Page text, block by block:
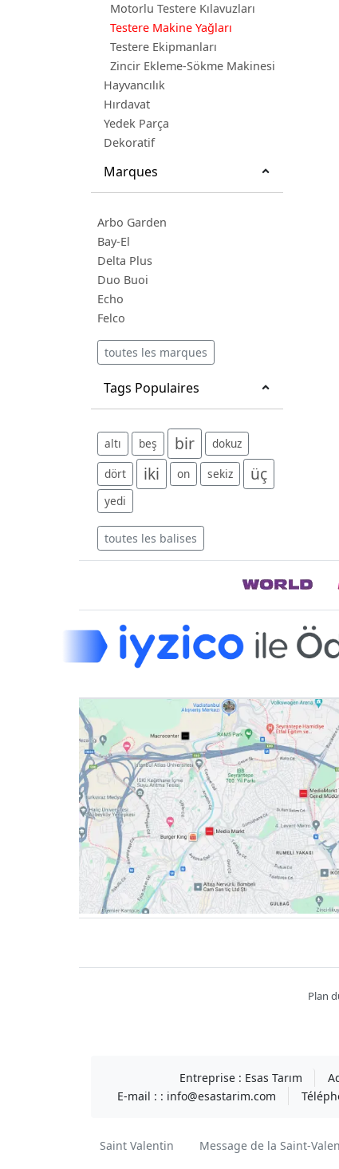
Motorlu Testere Kılavuzları
Testere Makine Yağları
Testere Ekipmanları
Zincir Ekleme-Sökme Makinesi
Hayvancılık
Hırdavat
Yedek Parça
Dekoratif
Marques
Arbo Garden
Bay-El
Delta Plus
Duo Buoi
Echo
Felco
toutes les marques
Tags Populaires
altı beş bir
dokuz
dört
iki on sekiz üç
yedi
toutes les balises
Facebook
twitter
youtube
instagram
linkedin
Plan
Entreprise : Esas Tarım
E-mail : : info@esastarim.com
Saint Valentin Message de la Saint-